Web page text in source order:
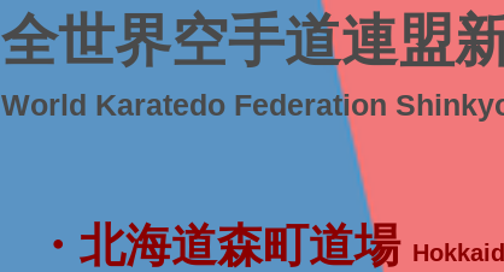
全世界空手道連盟
World Karatedo Federation
・北海道森町道場